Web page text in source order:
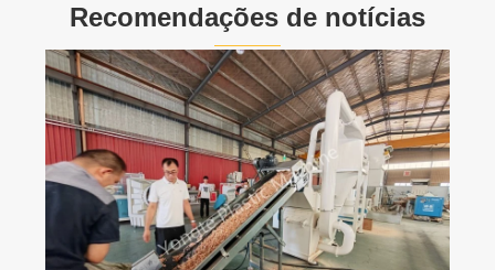
Recomendações de notícias